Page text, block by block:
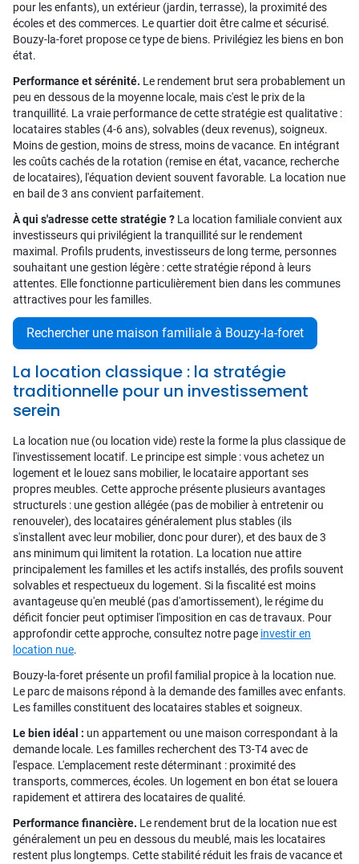
pour les enfants), un extérieur (jardin, terrasse), la proximité des
écoles et des commerces. Le quartier doit être calme et sécurisé.
Bouzy-la-foret propose ce type de biens. Privilégiez les biens en bon
état.
Performance et sérénité. Le rendement brut sera probablement un
peu en dessous de la moyenne locale, mais c'est le prix de la
tranquillité. La vraie performance de cette stratégie est qualitative :
locataires stables (4-6 ans), solvables (deux revenus), soigneux.
Moins de gestion, moins de stress, moins de vacance. En intégrant
les coûts cachés de la rotation (remise en état, vacance, recherche
de locataires), l'équation devient souvent favorable. La location nue
en bail de 3 ans convient parfaitement.
À qui s'adresse cette stratégie ? La location familiale convient aux
investisseurs qui privilégient la tranquillité sur le rendement
maximal. Profils prudents, investisseurs de long terme, personnes
souhaitant une gestion légère : cette stratégie répond à leurs
attentes. Elle fonctionne particulièrement bien dans les communes
attractives pour les familles.
Rechercher une maison familiale à Bouzy-la-foret
La location classique : la stratégie
traditionnelle pour un investissement
serein
La location nue (ou location vide) reste la forme la plus classique de
l'investissement locatif. Le principe est simple : vous achetez un
logement et le louez sans mobilier, le locataire apportant ses
propres meubles. Cette approche présente plusieurs avantages
structurels : une gestion allégée (pas de mobilier à entretenir ou
renouveler), des locataires généralement plus stables (ils
s'installent avec leur mobilier, donc pour durer), et des baux de 3
ans minimum qui limitent la rotation. La location nue attire
principalement les familles et les actifs installés, des profils souvent
solvables et respectueux du logement. Si la fiscalité est moins
avantageuse qu'en meublé (pas d'amortissement), le régime du
déficit foncier peut optimiser l'imposition en cas de travaux. Pour
approfondir cette approche, consultez notre page investir en
location nue.
Bouzy-la-foret présente un profil familial propice à la location nue.
Le parc de maisons répond à la demande des familles avec enfants.
Les familles constituent des locataires stables et soigneux.
Le bien idéal : un appartement ou une maison correspondant à la
demande locale. Les familles recherchent des T3-T4 avec de
l'espace. L'emplacement reste déterminant : proximité des
transports, commerces, écoles. Un logement en bon état se louera
rapidement et attirera des locataires de qualité.
Performance financière. Le rendement brut de la location nue est
généralement un peu en dessous du meublé, mais les locataires
restent plus longtemps. Cette stabilité réduit les frais de vacance et